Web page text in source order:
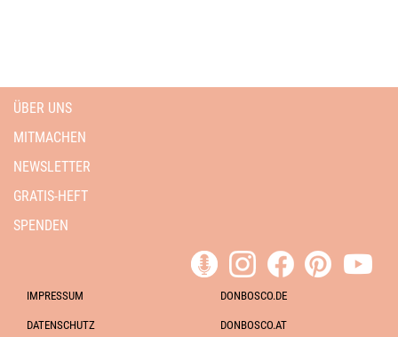
ÜBER UNS
MITMACHEN
NEWSLETTER
GRATIS-HEFT
SPENDEN
IMPRESSUM
DATENSCHUTZ
DONBOSCO.DE
DONBOSCO.AT